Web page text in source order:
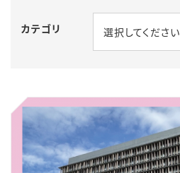
カテゴリ 選択してください